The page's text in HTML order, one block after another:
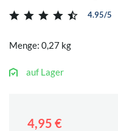
4.95/5
Menge: 0,27 kg
auf Lager
4,95 €